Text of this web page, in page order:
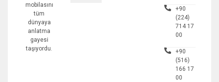
mobilasını
tüm
dünyaya
anlatma
gayesi
taşıyordu.
+90
(224)
714 17
00
+90
(516)
166 17
00